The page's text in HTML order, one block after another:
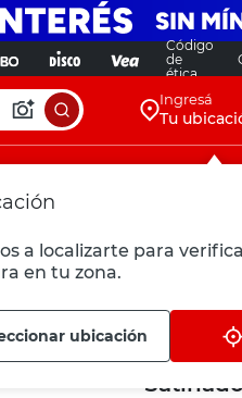
Código
de
ética
Ingresá
Tu
a localizarte para
en tu zona.
ubicaciónSherwin